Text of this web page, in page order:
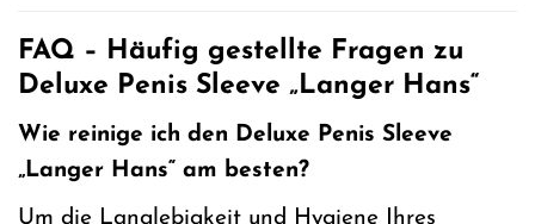
FAQ – Häufig gestellte Fragen zu
Deluxe Penis Sleeve „Langer Hans“
Wie reinige ich den Deluxe Penis Sleeve
„Langer Hans“ am besten?
Um die Langlebigkeit und Hygiene Ihres